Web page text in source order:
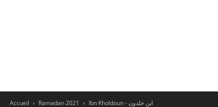
Accueil Ramadan 2021 Ibn Kholdoun - ابن خلدون